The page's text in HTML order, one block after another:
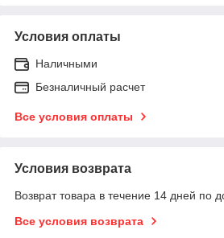
Условия оплаты
Наличными
Безналичный расчет
Все условия оплаты
Условия возврата
Возврат товара в течение 14 дней по
Все условия возврата